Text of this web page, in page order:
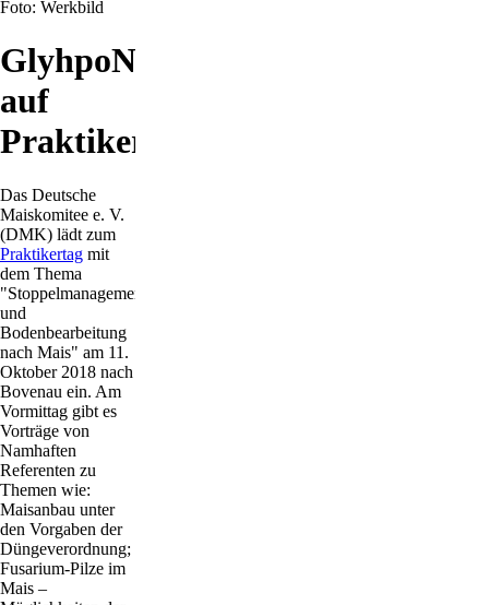
Foto: Werkbild
GlyhpoNo
auf
Praktikertag
Das Deutsche
Maiskomitee e. V.
(DMK) lädt zum
Praktikertag mit
dem Thema
"Stoppelmanagement
und
Bodenbearbeitung
nach Mais" am 11.
Oktober 2018 nach
Bovenau ein. Am
Vormittag gibt es
Vorträge von
Namhaften
Referenten zu
Themen wie:
Maisanbau unter
den Vorgaben der
Düngeverordnung;
Fusarium-Pilze im
Mais –